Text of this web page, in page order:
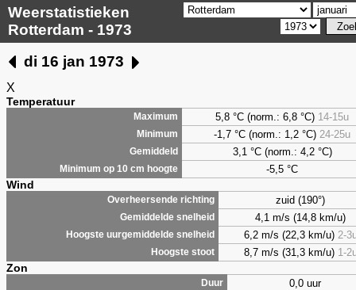
Weerstatistieken
Rotterdam - 1973
di 16 jan 1973
X
Temperatuur
Maximum 5,8 °C (norm.: 6,8 °C) 14-15u
Minimum -1,7 °C (norm.: 1,2 °C) 24-25u
Gemiddeld 3,1 °C (norm.: 4,2 °C)
Minimum op 10 cm hoogte -5,5 °C
Wind
Overheersende richting zuid (190°)
Gemiddelde snelheid 4,1 m/s (14,8 km/u)
Hoogste uurgemiddelde snelheid 6,2 m/s (22,3 km/u) 2-
Hoogste stoot 8,7 m/s (31,3 km/u) 1-
Zon
Duur 0,0 uur